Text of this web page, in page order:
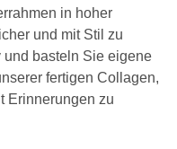
in hoher
und mit Stil zu
und basteln Sie eigene
fertigen Collagen,
Erinnerungen zu